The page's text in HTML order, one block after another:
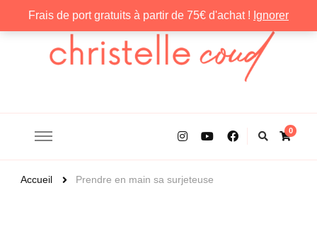
Frais de port gratuits à partir de 75€ d'achat ! Ignorer
0
Accueil Prendre en main sa surjeteuse